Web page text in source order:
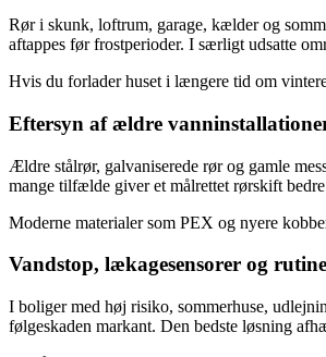
Rør i skunk, loftrum, garage, kælder og
aftappes før frostperioder. I særligt udsatte
Hvis du forlader huset i længere tid om
Eftersyn af ældre
Ældre stålrør, galvaniserede rør og gamle
mange tilfælde giver et målrettet rørskift
Moderne materialer som PEX og nyere
Vandstop, lækagesensorer og
I boliger med høj risiko, sommerhuse,
følgeskaden markant. Den bedste løsning